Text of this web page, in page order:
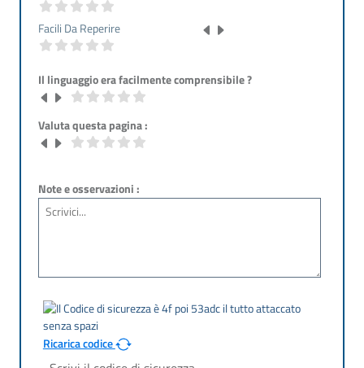
Facili Da Reperire
Il linguaggio era facilmente comprensibile ?
Valuta questa pagina :
Note e osservazioni :
Ricarica codice